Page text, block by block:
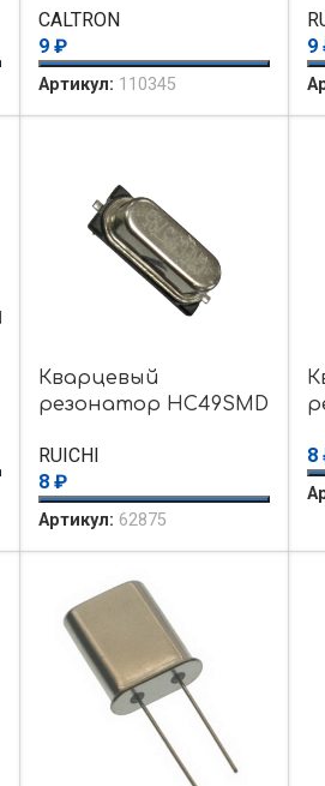
CALTRON
9 ₽
Артикул: 110345
9
Кварцевый
резонатор HC49SMD
RUICHI
8 ₽
Артикул: 62875
8